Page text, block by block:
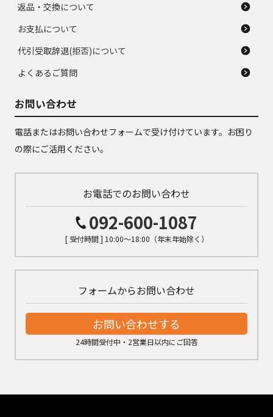
返品・交換について
お支払について
代引受取辞退(拒否)について
よくあるご質問
お問い合わせ
電話またはお問い合わせフォームで受け付けています。お困り
の際にご活用ください。
お電話でのお問い合わせ
092-600-1087
[ 受付時間 ] 10:00～18:00（年末年始除く）
フォームからお問い合わせ
お問い合わせする
24時間受付中・2営業日以内にご回答